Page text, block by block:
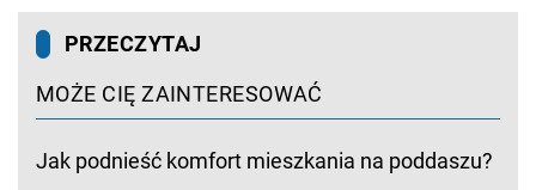
PRZECZYTAJ
MOŻE CIĘ ZAINTERESOWAĆ
Jak podnieść komfort mieszkania na poddaszu?